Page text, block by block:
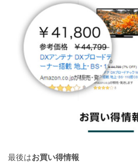
最後はお買い得情報